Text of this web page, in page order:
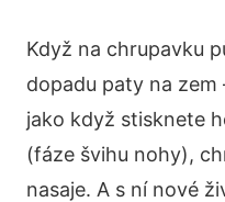
Když na chrupavku
dopadu paty na
jako když stisknete
(fáze švihu nohy),
nasaje. A s ní nové